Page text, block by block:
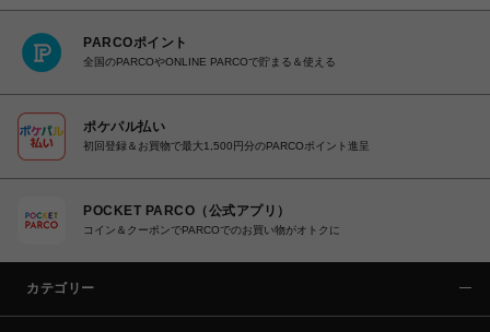
PARCOポイント
全国のPARCOやONLINE PARCOで貯まる＆使える
ポケパル払い
初回登録＆お買物で最大1,500円分のPARCOポイント進呈
POCKET PARCO（公式アプリ）
コイン＆クーポンでPARCOでのお買い物がオトクに
カテゴリー